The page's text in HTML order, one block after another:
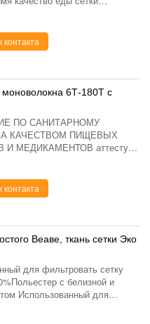
105км, 115м, 127...
6Т-180Т с
ПО САНИТАРНОМУ
КАЧЕСТВОМ ПИЩЕВЫХ
И МЕДИКАМЕНТОВ аттестует
еды сетки фильтра
с...
Веаве, ткань сетки Эко
для фильтровать сетку
с белизной и
Использованный для